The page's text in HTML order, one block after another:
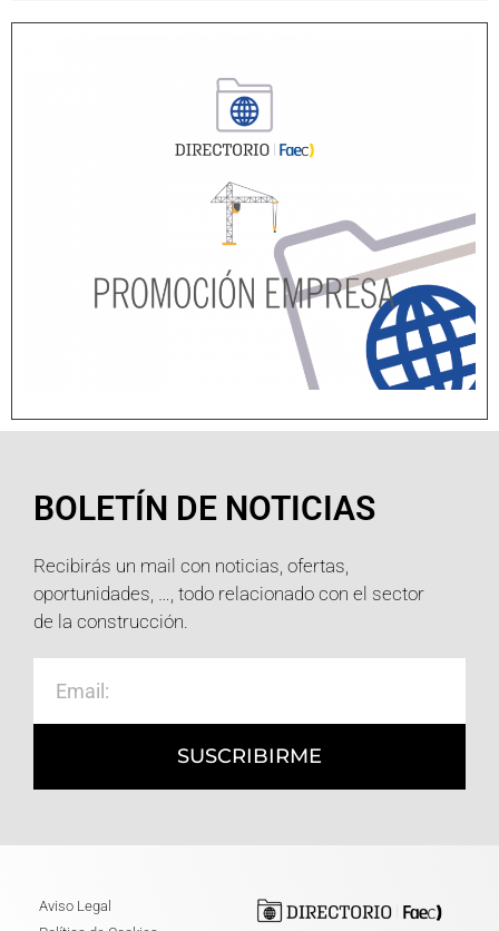
BOLETÍN DE NOTICIAS
Recibirás un mail con noticias, ofertas,
oportunidades, …, todo relacionado con el sector
de la construcción.
SUSCRIBIRME
Aviso Legal